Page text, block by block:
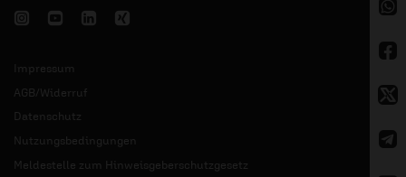
Impressum
AGB/Widerruf
Datenschutz
Nutzungsbedingungen
Meldestelle zum Hinweisgeberschutzgesetz